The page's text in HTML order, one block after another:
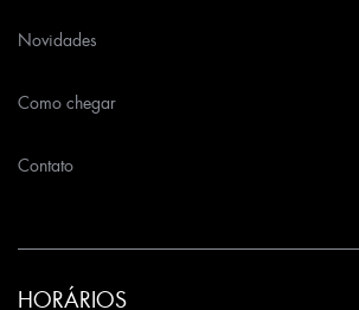
Novidades
Como chegar
Contato
HORÁRIOS